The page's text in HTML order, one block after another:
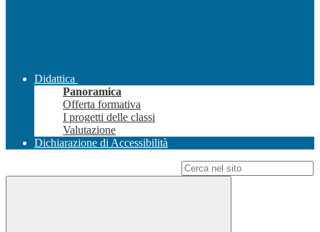
Didattica
Panoramica
Offerta formativa
I progetti delle classi
Valutazione
Dichiarazione di Accessibilità